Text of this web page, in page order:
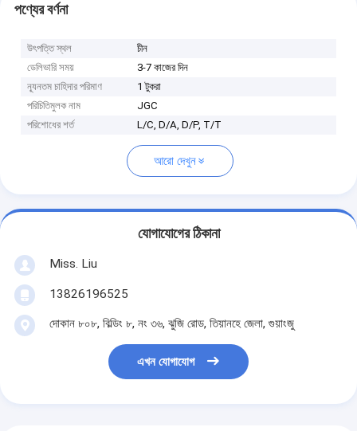
পণ্যের বর্ণনা
উৎপত্তি স্থল
চীন
ডেলিভারি সময়
3-7 কাজের দিন
ন্যূনতম চাহিদার পরিমাণ
1 টুকরা
পরিচিতিমুলক নাম
JGC
পরিশোধের শর্ত
L/C, D/A, D/P, T/T
আরো দেখুন
যোগাযোগের ঠিকানা
Miss. Liu
13826196525
দোকান ৮০৮, বিল্ডিং ৮, নং ৩৬, ঝুজি রোড, তিয়ানহে জেলা, গুয়াংজু
এখন যোগাযোগ